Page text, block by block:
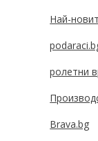
Най-
ролетни
Brava.bg